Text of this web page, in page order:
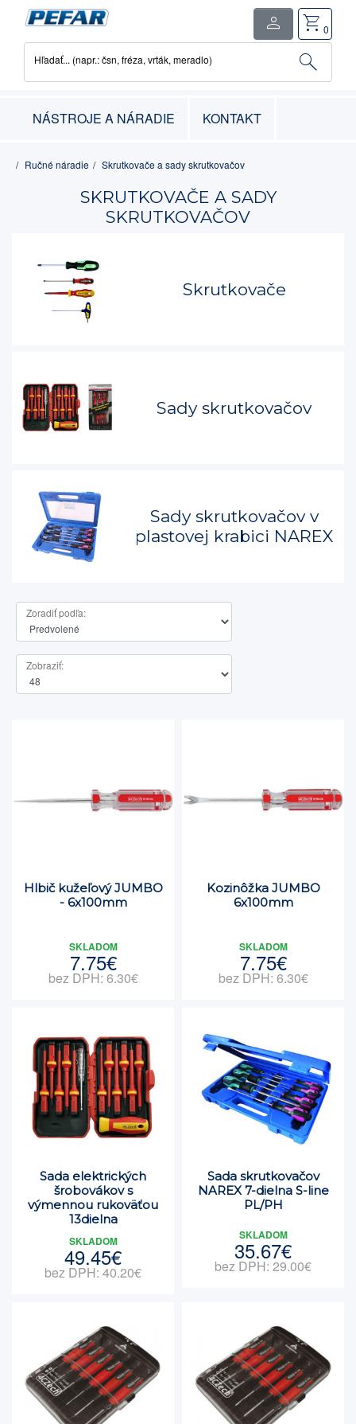
search
Hľadať... (napr.: čsn, fréza, vrták, meradlo)
shopping_cart 0
person
NÁSTROJE A NÁRADIE KONTAKT
close
položka
0.00€
Ručné náradie Skrutkovače a sady skrutkovačov
SKRUTKOVAČE A SADY
SKRUTKOVAČOV
Skrutkovače
Sady skrutkovačov
Sady skrutkovačov v
plastovej krabici NAREX
Zoradiť podľa:
Zobraziť:
Hlbič kužeľový JUMBO
- 6x100mm
SKLADOM
7.75€
bez DPH: 6.30€
Kozinôžka JUMBO
6x100mm
SKLADOM
7.75€
bez DPH: 6.30€
Sada elektrických
šrobovákov s
výmennou rukoväťou
13dielna
SKLADOM
49.45€
bez DPH: 40.20€
Sada skrutkovačov
NAREX 7-dielna S-line
PL/PH
SKLADOM
35.67€
bez DPH: 29.00€